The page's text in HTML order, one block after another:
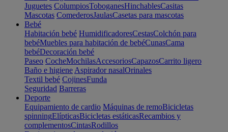
Juguetes ColumpiosToboganesHinchablesCasitas
Mascotas ComederosJaulasCasetas para mascotas
Bebé
Habitación bebé HumidificadoresCestasColchón para
bebéMuebles para habitación de bebéCunasCama
bebéDecoración bebé
Paseo CocheMochilasAccesoriosCapazosCarrito ligero
Baño e higiene Aspirador nasalOrinales
Textil bebé CojinesFunda
Seguridad Barreras
Deporte
Equipamiento de cardio Máquinas de remoBicicletas
spinningElípticasBicicletas estáticasRecambios y
complementosCintasRodillos